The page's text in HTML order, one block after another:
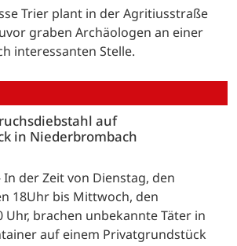
Trier plant in der Agritiusstraße
graben Archäologen an einer
interessanten Stelle.
auf
in Niederbrombach
der Zeit von Dienstag, den
18Uhr bis Mittwoch, den
Uhr, brachen unbekannte Täter in
auf einem Privatgrundstück